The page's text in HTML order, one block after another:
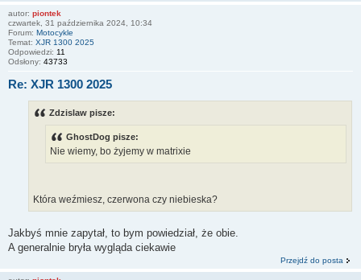
autor: piontek
czwartek, 31 października 2024, 10:34
Forum: Motocykle
Temat: XJR 1300 2025
Odpowiedzi: 11
Odsłony: 43733
Re: XJR 1300 2025
Zdzislaw pisze:
GhostDog pisze:
Nie wiemy, bo żyjemy w matrixie
Która weźmiesz, czerwona czy niebieska?
Jakbyś mnie zapytał, to bym powiedział, że obie.
A generalnie bryła wygląda ciekawie
Przejdź do posta